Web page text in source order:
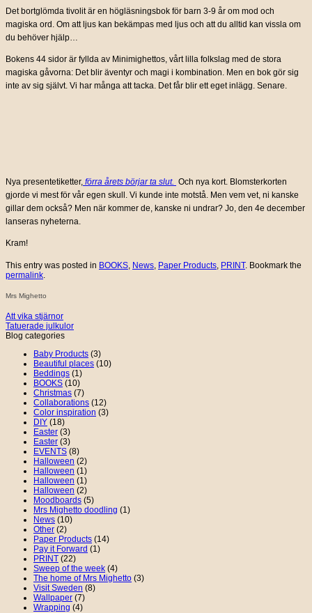
Det bortglömda tivolit är en högläsningsbok för barn 3-9 år om mod och
magiska ord. Om att ljus kan bekämpas med ljus och att du alltid kan vissla om
du behöver hjälp…
Bokens 44 sidor är fyllda av Minimighettos, vårt lilla folkslag med de stora
magiska gåvorna: Det blir äventyr och magi i kombination. Men en bok gör sig
inte av sig självt. Vi har många att tacka. Det får blir ett eget inlägg. Senare.
Nya presentetiketter, förra årets börjar ta slut. Och nya kort. Blomsterkorten
gjorde vi mest för vår egen skull. Vi kunde inte motstå. Men vem vet, ni kanske
gillar dem också? Men när kommer de, kanske ni undrar? Jo, den 4e december
lanseras nyheterna.
Kram!
This entry was posted in BOOKS, News, Paper Products, PRINT. Bookmark the
permalink.
Mrs Mighetto
Att vika stjärnor
Tatuerade julkulor
Blog categories
Baby Products (3)
Beautiful places (10)
Beddings (1)
BOOKS (10)
Christmas (7)
Collaborations (12)
Color inspiration (3)
DIY (18)
Easter (3)
Easter (3)
EVENTS (8)
Halloween (2)
Halloween (1)
Halloween (1)
Halloween (2)
Moodboards (5)
Mrs Mighetto doodling (1)
News (10)
Other (2)
Paper Products (14)
Pay it Forward (1)
PRINT (22)
Sweep of the week (4)
The home of Mrs Mighetto (3)
Visit Sweden (8)
Wallpaper (7)
Wrapping (4)